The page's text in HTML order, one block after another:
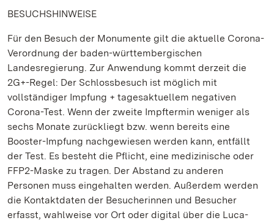
BESUCHSHINWEISE
Für den Besuch der Monumente gilt die aktuelle Corona-
Verordnung der baden-württembergischen
Landesregierung. Zur Anwendung kommt derzeit die
2G+-Regel: Der Schlossbesuch ist möglich mit
vollständiger Impfung + tagesaktuellem negativen
Corona-Test. Wenn der zweite Impftermin weniger als
sechs Monate zurückliegt bzw. wenn bereits eine
Booster-Impfung nachgewiesen werden kann, entfällt
der Test. Es besteht die Pflicht, eine medizinische oder
FFP2-Maske zu tragen. Der Abstand zu anderen
Personen muss eingehalten werden. Außerdem werden
die Kontaktdaten der Besucherinnen und Besucher
erfasst, wahlweise vor Ort oder digital über die Luca-